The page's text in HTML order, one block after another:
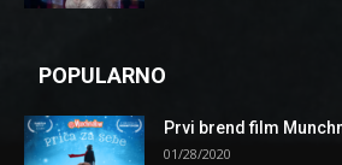
POPULARNO
Prvi brend film
01/28/2020